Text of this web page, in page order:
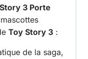
3 Porte
Toy Story 3 :
de la saga,